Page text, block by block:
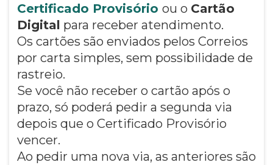
Certificado Provisório ou o Cartão
Digital para receber atendimento.
Os cartões são enviados pelos Correios
por carta simples, sem possibilidade de
rastreio.
Se você não receber o cartão após o
prazo, só poderá pedir a segunda via
depois que o Certificado Provisório
vencer.
Ao pedir uma nova via, as anteriores são